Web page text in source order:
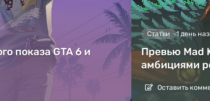
показа GTA 6 и
Статьи 1 день
Превью Mad
амбициями
Оставить